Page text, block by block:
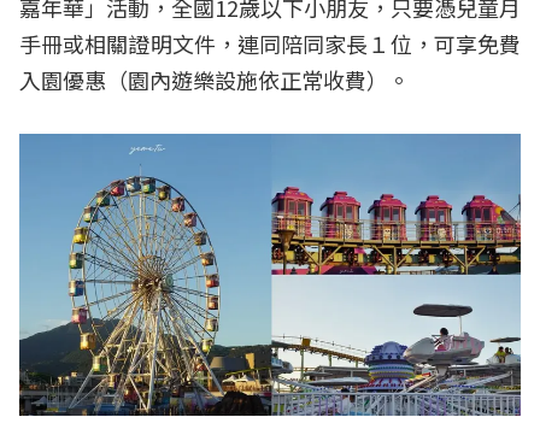
台中／國立自然科學博物館：12歲以下免費
南投／九九峰動物樂園：小朋友優惠200元
台南／柳營尖山埤渡假村：國小以下免費
台南／頑皮世界動物園：入園５折起
台東／台東原生應用植物園：門票買２送１
【３個限時兒童節活動】
台南／與神共舞‧神氣出巡 FUN連假市集
高雄／2024海洋童樂會 高雄總動員
屏東／國立海洋生物博物館：海洋教育嘉年華
嘉年華」活動，全國12歲以下小朋友，只要憑兒童月
手冊或相關證明文件，連同陪同家長１位，可享免費
入園優惠（園內遊樂設施依正常收費）。